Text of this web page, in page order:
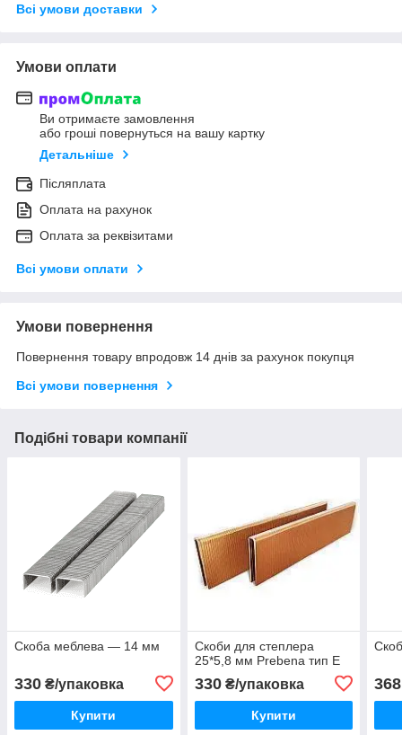
Всі умови доставки
Умови оплати
Ви отримаєте замовлення
або гроші повернуться на вашу картку
Детальніше
Післяплата
Оплата на рахунок
Оплата за реквізитами
Всі умови оплати
Умови повернення
Повернення товару впродовж 14 днів за рахунок покупця
Всі умови повернення
Подібні товари компанії
Скоба меблева — 14 мм
330 ₴/упаковка
Купити
Скоби для степлера
25*5,8 мм Prebena тип Е
330₴/упаковка
Купити
368